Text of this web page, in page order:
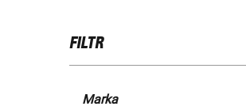
FILTR
Marka